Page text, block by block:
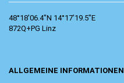
48°18'06.4"N 14°17'19.5"E
872Q+PG Linz
ALLGEMEINE INFORMATIONEN